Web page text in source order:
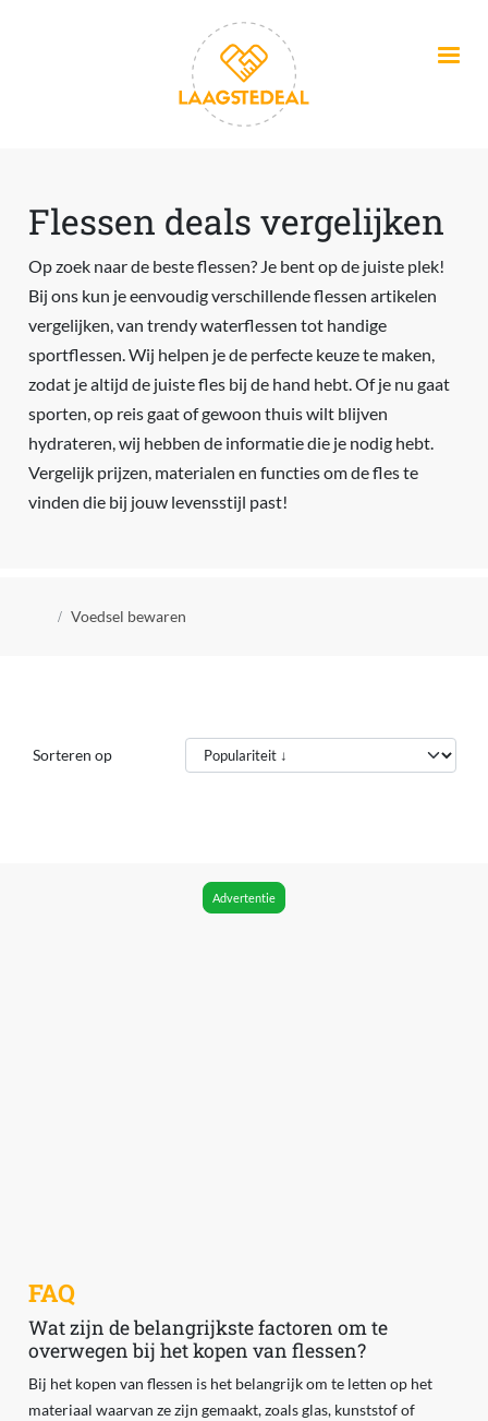
Flessen deals vergelijken
Op zoek naar de beste flessen? Je bent op de juiste plek!
Bij ons kun je eenvoudig verschillende flessen artikelen
vergelijken, van trendy waterflessen tot handige
sportflessen. Wij helpen je de perfecte keuze te maken,
zodat je altijd de juiste fles bij de hand hebt. Of je nu gaat
sporten, op reis gaat of gewoon thuis wilt blijven
hydrateren, wij hebben de informatie die je nodig hebt.
Vergelijk prijzen, materialen en functies om de fles te
vinden die bij jouw levensstijl past!
Kruimelpad
Voedsel bewaren
Sorteren op
Advertentie
FAQ
Wat zijn de belangrijkste factoren om te
overwegen bij het kopen van flessen?
Bij het kopen van flessen is het belangrijk om te letten op het
materiaal waarvan ze zijn gemaakt, zoals glas, kunststof of